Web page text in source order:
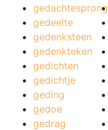
gedachtesprong
gedeelte
gedenksteen
gedenkteken
gedichten
gedichtje
geding
gedoe
gedrag